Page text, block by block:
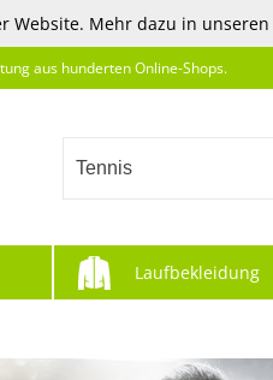
Website. Mehr dazu in unseren
aus hunderten Online-Shops.
Tennis
Laufbekleidung